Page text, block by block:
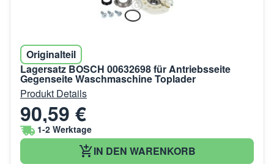
Originalteil
Lagersatz BOSCH 00632698 für Antriebsseite
Gegenseite Waschmaschine Toplader
Produkt Details
90,59 €
1-2 Werktage
IN DEN WARENKORB